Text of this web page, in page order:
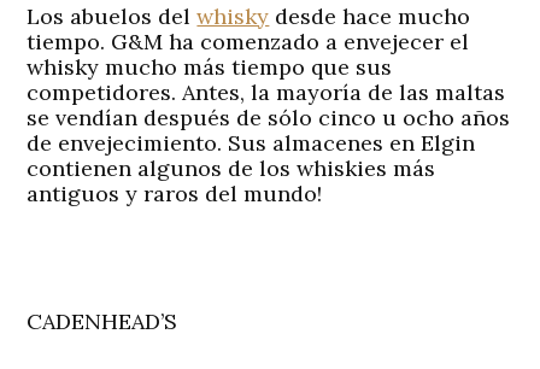
Los abuelos delwhisky desde hace mucho
tiempo. G&M ha comenzado a envejecer el
whisky mucho más tiempo que sus
competidores. Antes, la mayoría de las maltas
se vendían después de sólo cinco u ocho años
de envejecimiento. Sus almacenes en Elgin
contienen algunos de los whiskies más
antiguos y raros del mundo!
CADENHEAD’S